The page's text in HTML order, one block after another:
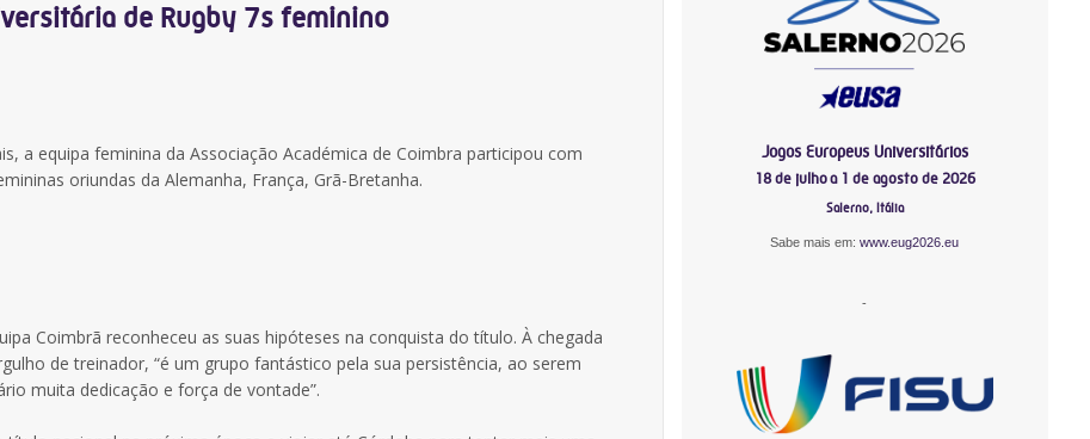
de Rugby 7s feminino
a equipa feminina da Associação Académica de Coimbra participou com
oriundas da Alemanha, França, Grã-Bretanha.
Coimbrã reconheceu as suas hipóteses na conquista do título. À chegada
de treinador, “é um grupo fantástico pela sua persistência, ao serem
muita dedicação e força de vontade”.
Jogos Europeus Universitários
18 de julho a 1 de agosto de 2026
Salerno, Itália
Sabe mais em:www.eug2026.eu
-